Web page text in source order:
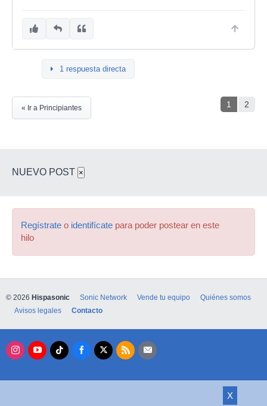
1 respuesta directa
1 2
« Ir a Principiantes
NUEVO POST ×
Regístrate o identifícate para poder postear en este
hilo
X
© 2026 Hispasonic Sonic Network Vende tu equipo
Quiénes somos
Avisos legales
Contacto